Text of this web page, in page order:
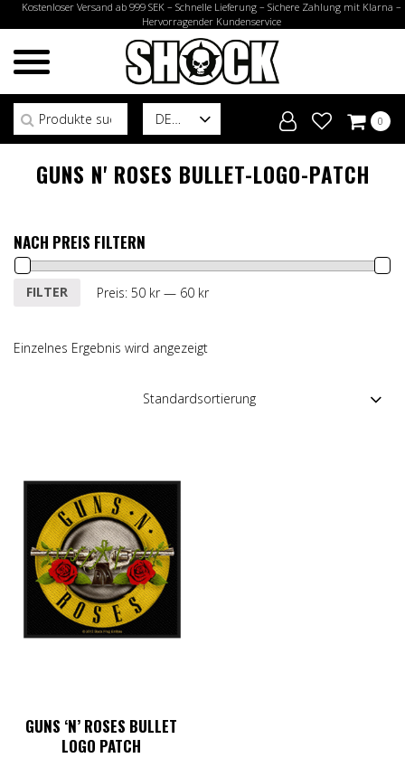
Kostenloser Versand ab 999 SEK – Schnelle Lieferung – Sichere Zahlung mit Klarna –
Hervorragender Kundenservice
DE
Suchen nach:
0
GUNS N' ROSES BULLET-LOGO-PATCH
NACH PREIS FILTERN
Min.
Max.
FILTER Preis: 50 kr— 60 kr
Einzelnes Ergebnis wird angezeigt
GUNS ‘N’ ROSES BULLET
LOGO PATCH